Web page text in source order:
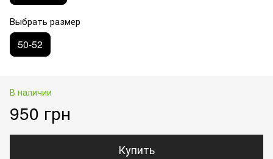
Выбрать размер
50-52
В наличии
950 грн
Купить